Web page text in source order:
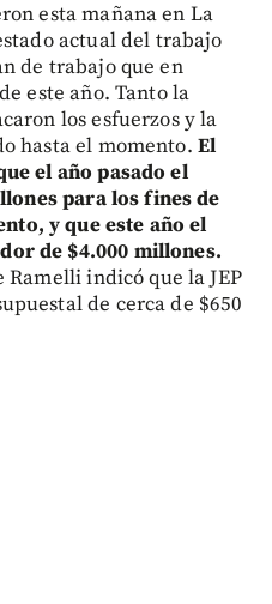
esta mañana en La
actual del trabajo
de trabajo que en
este año. Tanto la
los esfuerzos y la
hasta el momento. El
el año pasado el
para los fines de
y que este año el
de $4.000 millones.
indicó que la JEP
de cerca de $650